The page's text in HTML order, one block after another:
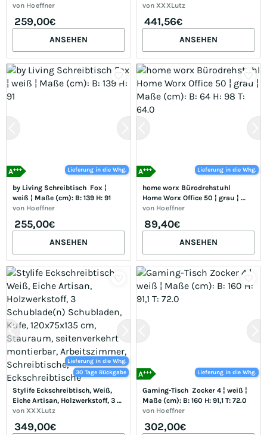
125.4
von Hoeffner
259,00€
ANSEHEN
3 Schublade(n) Schubladen,
ISO 9001, Fsc, Stauraum,
seitenverkehrt montierbar,
Eckschreibtische
von XXXLutz
441,56€
ANSEHEN
Lieferung in die Whg.
A+++
by Living Schreibtisch  Fox ¦
weiß ¦ Maße (cm): B: 139 H: 91
von Hoeffner
255,00€
ANSEHEN
Lieferung in die Whg.
A+++
home worx Bürodrehstuhl
Home Worx Office 50 ¦ grau ¦
Maße (cm): B: 64 H: 98 T: 64.0
von Hoeffner
89,40€
ANSEHEN
Lieferung in die Whg.
30 Tage Rückgabe
Stylife Eckschreibtisch, Weiß,
Eiche Artisan, Holzwerkstoff, 3
Schublade(n) Schubladen, Kufe,
seitenverkehrt montierbar,
von XXXLutz
349,00€
Lieferung in die Whg.
A+++
Gaming-Tisch  Zocker 4 ¦ weiß ¦
Maße (cm): B: 160 H: 91,1 T: 72.0
von Hoeffner
302,00€